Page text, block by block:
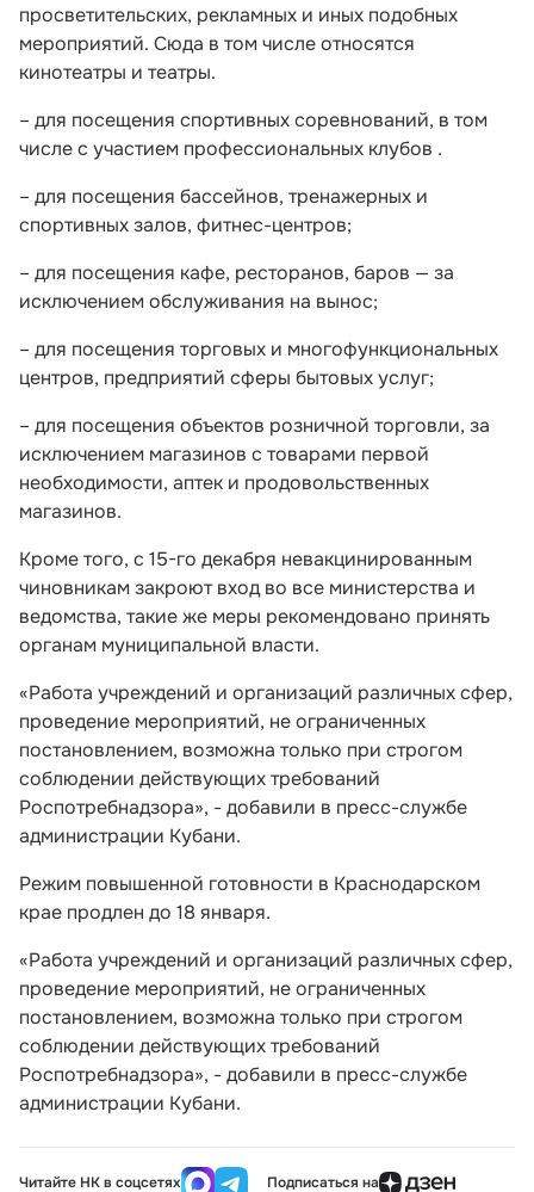
просветительских, рекламных и иных подобных
мероприятий. Сюда в том числе относятся
кинотеатры и театры.
– для посещения спортивных соревнований, в том
числе с участием профессиональных клубов .
– для посещения бассейнов, тренажерных и
спортивных залов, фитнес-центров;
– для посещения кафе, ресторанов, баров — за
исключением обслуживания на вынос;
– для посещения торговых и многофункциональных
центров, предприятий сферы бытовых услуг;
– для посещения объектов розничной торговли, за
исключением магазинов с товарами первой
необходимости, аптек и продовольственных
магазинов.
Кроме того, с 15-го декабря невакцинированным
чиновникам закроют вход во все министерства и
ведомства, такие же меры рекомендовано принять
органам муниципальной власти.
«Работа учреждений и организаций различных сфер,
проведение мероприятий, не ограниченных
постановлением, возможна только при строгом
соблюдении действующих требований
Роспотребнадзора», - добавили в пресс-службе
администрации Кубани.
Режим повышенной готовности в Краснодарском
крае продлен до 18 января.
«Работа учреждений и организаций различных сфер,
проведение мероприятий, не ограниченных
постановлением, возможна только при строгом
соблюдении действующих требований
Роспотребнадзора», - добавили в пресс-службе
администрации Кубани.
Читайте НК в соцсетях Подписаться на